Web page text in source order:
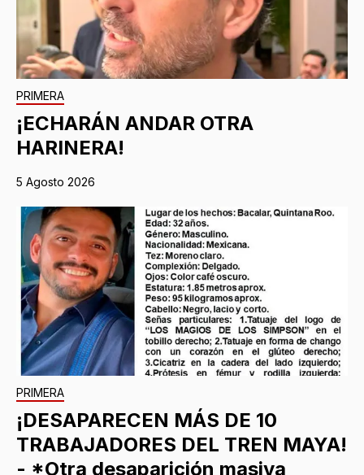
PRIMERA
¡ECHARÁN ANDAR OTRA
HARINERA!
5 Agosto 2026
PRIMERA
¡DESAPARECEN MÁS DE 10
TRABAJADORES DEL TREN MAYA!
- *Otra desaparición masiva